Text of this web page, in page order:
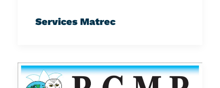
Services Matrec